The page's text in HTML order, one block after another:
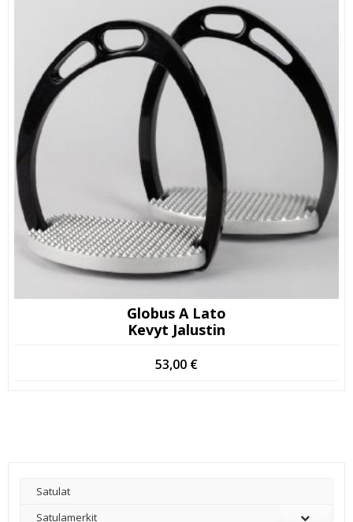
Globus A Lato
Kevyt Jalustin
53,00 €
Satulat
Satulamerkit